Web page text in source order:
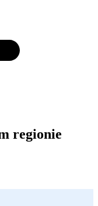
regionie